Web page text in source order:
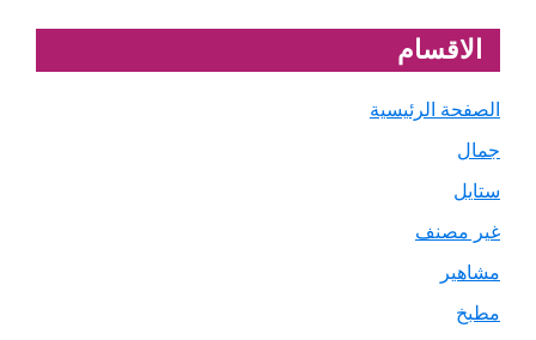
الاقسام
الصفحة الرئيسية
جمال
ستايل
غير مصنف
مشاهير
مطبخ